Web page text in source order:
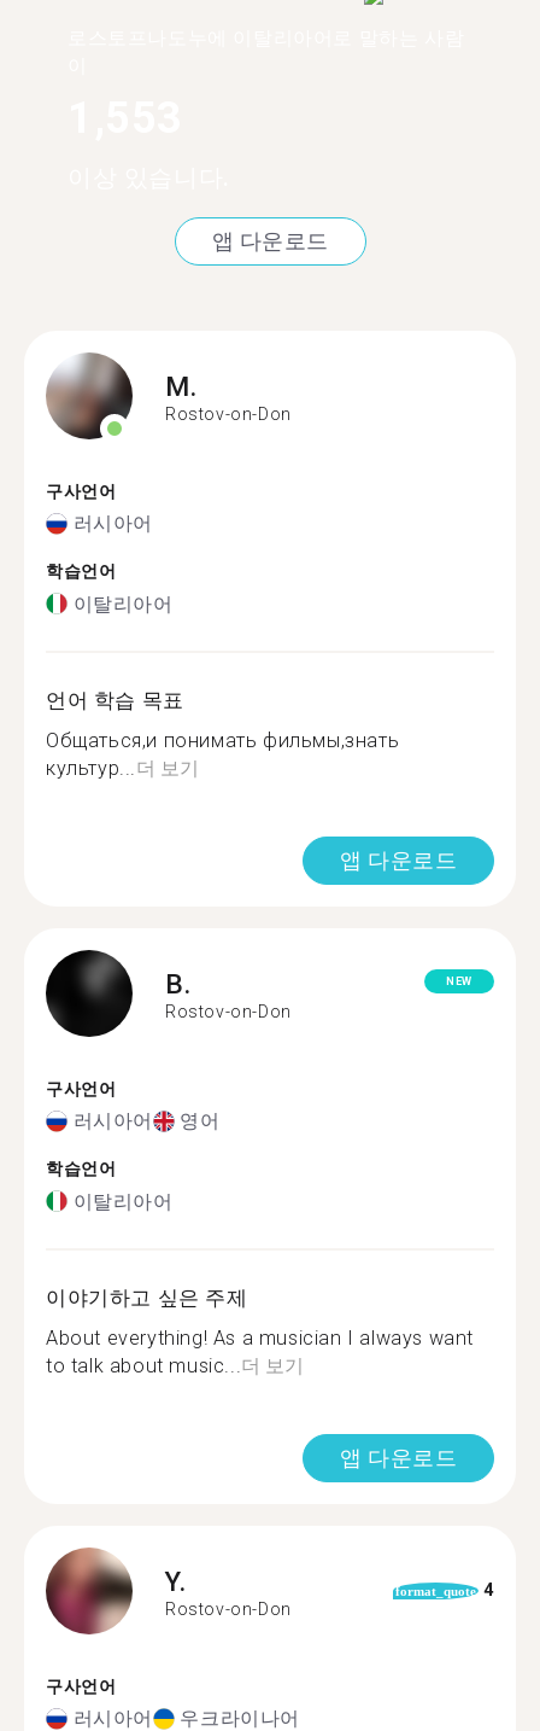
앱 다운로드
M.
Rostov-on-Don
구사언어
러시아어
학습언어
이탈리아어
언어 학습 목표
Общаться,и понимать фильмы,знать
культур... 더 보기
앱 다운로드
B.
Rostov-on-Don
NEW
구사언어
러시아어 영어
학습언어
이탈리아어
이야기하고 싶은 주제
About everything! As a musician I always want
to talk about music... 더 보기
앱 다운로드
Y.
Rostov-on-Don
format_quote 4
구사언어
러시아어 우크라이나어